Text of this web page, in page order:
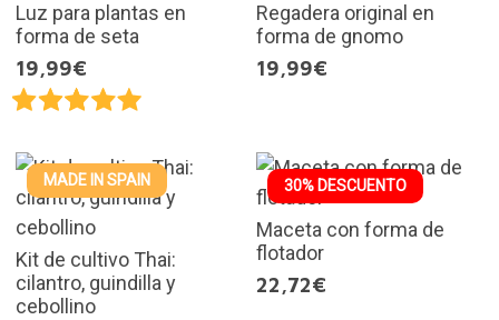
Luz para plantas en
forma de seta
19,99€
Regadera original en
forma de gnomo
19,99€
MADE IN SPAIN
Kit de cultivo Thai:
cilantro, guindilla y
cebollino
30% DESCUENTO
Maceta con forma de
flotador
22,72€